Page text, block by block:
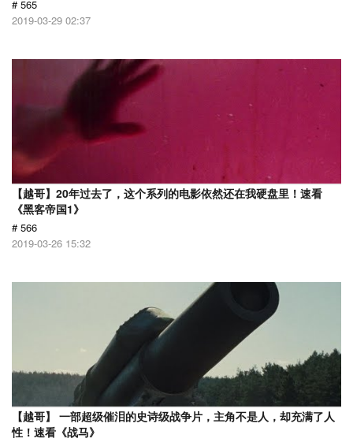
# 565
2019-03-29 02:37
【越哥】20年过去了，这个系列的电影依然还在我硬盘里！速看
《黑客帝国1》
# 566
2019-03-26 15:32
【越哥】 一部超级催泪的史诗级战争片，主角不是人，却充满了人
性！速看《战马》